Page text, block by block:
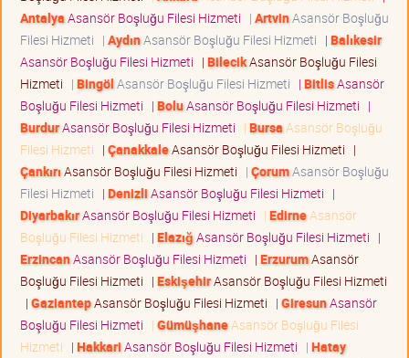
AntalyaAsansör Boşluğu Filesi Hizmeti | ArtvinAsansör Boşluğu
Filesi Hizmeti | AydınAsansör Boşluğu Filesi Hizmeti | Balıkesir
Asansör Boşluğu Filesi Hizmeti | BilecikAsansör Boşluğu Filesi
Hizmeti | BingölAsansör Boşluğu Filesi Hizmeti | BitlisAsansör
Boşluğu Filesi Hizmeti | BoluAsansör Boşluğu Filesi Hizmeti |
BurdurAsansör Boşluğu Filesi Hizmeti | Bursa Asansör Boşluğu
Filesi Hizmeti | ÇanakkaleAsansör Boşluğu Filesi Hizmeti |
ÇankırıAsansör Boşluğu Filesi Hizmeti | ÇorumAsansör Boşluğu
Filesi Hizmeti | DenizliAsansör Boşluğu Filesi Hizmeti |
DiyarbakırAsansör Boşluğu Filesi Hizmeti | EdirneAsansör
Boşluğu Filesi Hizmeti | ElazığAsansör Boşluğu Filesi Hizmeti |
ErzincanAsansör Boşluğu Filesi Hizmeti | ErzurumAsansör
Boşluğu Filesi Hizmeti | EskişehirAsansör Boşluğu Filesi Hizmeti
| GaziantepAsansör Boşluğu Filesi Hizmeti | GiresunAsansör
Boşluğu Filesi Hizmeti | GümüşhaneAsansör Boşluğu Filesi
Hizmeti | HakkariAsansör Boşluğu Filesi Hizmeti | Hatay